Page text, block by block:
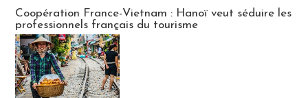
Coopération France-Vietnam : Hanoï veut séduire les
professionnels français du tourisme